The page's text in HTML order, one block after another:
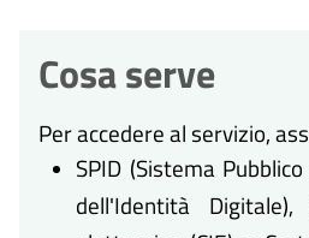
Cosa serve
Per accedere al servizio,
SPID (Sistema
dell'Identità